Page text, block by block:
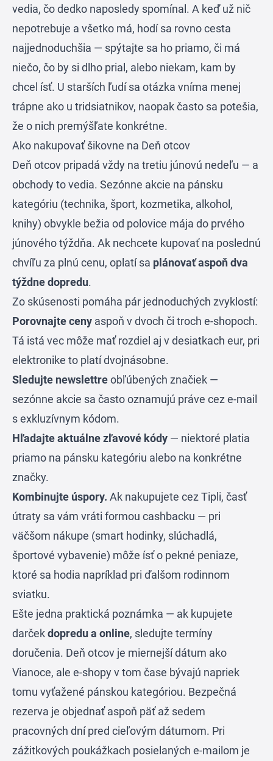
vedia, čo dedko naposledy spomínal. A keď už nič
nepotrebuje a všetko má, hodí sa rovno cesta
najjednoduchšia — spýtajte sa ho priamo, či má
niečo, čo by si dlho prial, alebo niekam, kam by
chcel ísť. U starších ľudí sa otázka vníma menej
trápne ako u tridsiatnikov, naopak často sa potešia,
že o nich premýšľate konkrétne.
Ako nakupovať šikovne na Deň otcov
Deň otcov pripadá vždy na tretiu júnovú nedeľu — a
obchody to vedia. Sezónne akcie na pánsku
kategóriu (technika, šport, kozmetika, alkohol,
knihy) obvykle bežia od polovice mája do prvého
júnového týždňa. Ak nechcete kupovať na poslednú
chvíľu za plnú cenu, oplatí sa plánovať aspoň dva
týždne dopredu.
Zo skúsenosti pomáha pár jednoduchých zvyklostí:
Porovnajte ceny aspoň v dvoch či troch e-shopoch.
Tá istá vec môže mať rozdiel aj v desiatkach eur, pri
elektronike to platí dvojnásobne.
Sledujte newslettreobľúbených značiek —
sezónne akcie sa často oznamujú práve cez e-mail
s exkluzívnym kódom.
Hľadajte aktuálne zľavové kódy — niektoré platia
priamo na pánsku kategóriu alebo na konkrétne
značky.
Kombinujte úspory. Ak nakupujete cez Tipli, časť
útraty sa vám vráti formou cashbacku — pri
väčšom nákupe (smart hodinky, slúchadlá,
športové vybavenie) môže ísť o pekné peniaze,
ktoré sa hodia napríklad pri ďalšom rodinnom
sviatku.
Ešte jedna praktická poznámka — ak kupujete
darčekdopredu a online, sledujte termíny
doručenia. Deň otcov je miernejší dátum ako
Vianoce, ale e-shopy v tom čase bývajú napriek
tomu vyťažené pánskou kategóriou. Bezpečná
rezerva je objednať aspoň päť až sedem
pracovných dní pred cieľovým dátumom. Pri
zážitkových poukážkach posielaných e-mailom je